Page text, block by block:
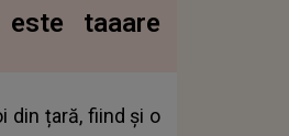
taaare
din țară, fiind și o